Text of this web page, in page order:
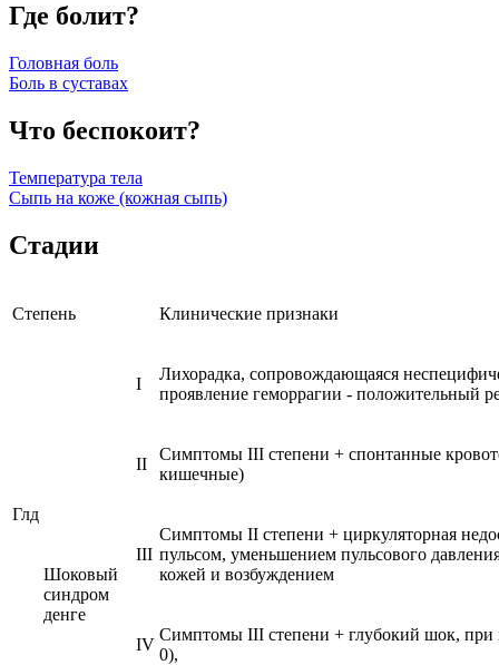
Где болит?
Головная боль
Боль в суставах
Что беспокоит?
Температура тела
Сыпь на коже (кожная сыпь)
Стадии
Степень Клинические признаки
Глд
I
Лихорадка, сопровождающаяся
проявление геморрагии - положительный
II
Симптомы III степени + спонтанные
кишечные)
Шоковый
синдром
денге
III
Симптомы II степени + циркуляторная
пульсом, уменьшением пульсового
кожей и возбуждением
IV
Симптомы III степени + глубокий шок,
0),